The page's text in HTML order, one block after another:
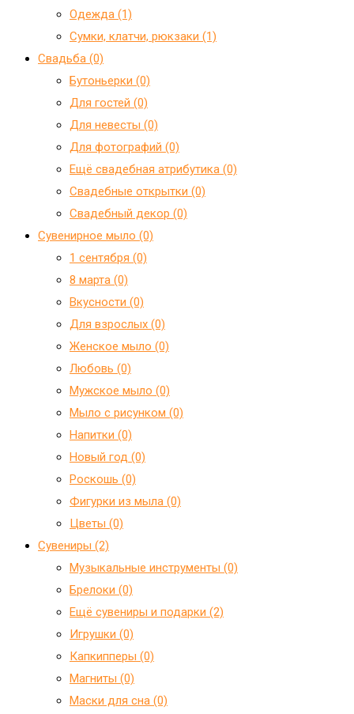
Одежда (1)
Сумки, клатчи, рюкзаки (1)
Свадьба (0)
Бутоньерки (0)
Для гостей (0)
Для невесты (0)
Для фотографий (0)
Ещё свадебная атрибутика (0)
Свадебные открытки (0)
Свадебный декор (0)
Сувенирное мыло (0)
1 сентября (0)
8 марта (0)
Вкусности (0)
Для взрослых (0)
Женское мыло (0)
Любовь (0)
Мужское мыло (0)
Мыло с рисунком (0)
Напитки (0)
Новый год (0)
Роскошь (0)
Фигурки из мыла (0)
Цветы (0)
Сувениры (2)
Mузыкальные инструменты (0)
Брелоки (0)
Ещё сувениры и подарки (2)
Игрушки (0)
Капкипперы (0)
Магниты (0)
Маски для сна (0)